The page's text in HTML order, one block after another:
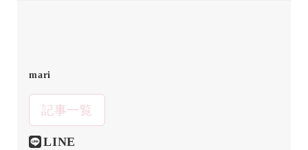
mari
記事一覧
LINE